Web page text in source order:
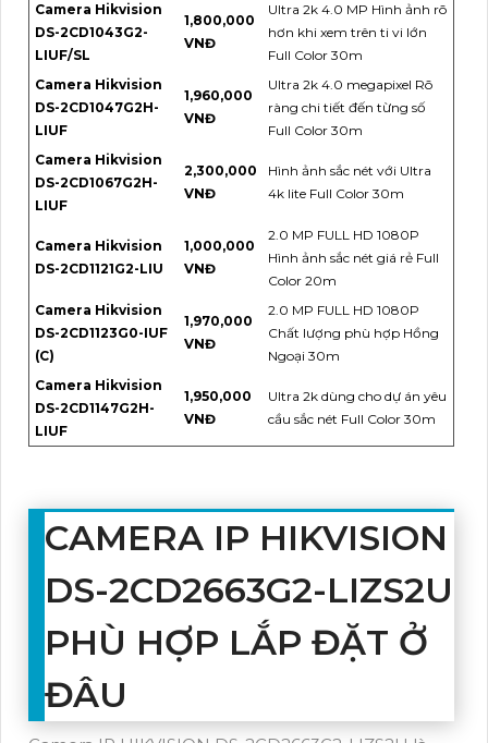
Camera Hikvision
DS-2CD1043G2-
LIUF/SL
1,800,000
VNĐ
Ultra 2k 4.0 MP Hình ảnh rõ
hơn khi xem trên ti vi lớn
Full Color 30m
Camera Hikvision
DS-2CD1047G2H-
LIUF
1,960,000
VNĐ
Ultra 2k 4.0 megapixel Rõ
ràng chi tiết đến từng số
Full Color 30m
Camera Hikvision
DS-2CD1067G2H-
LIUF
2,300,000
VNĐ
Hình ảnh sắc nét với Ultra
4k lite Full Color 30m
Camera Hikvision
DS-2CD1121G2-LIU
1,000,000
VNĐ
2.0 MP FULL HD 1080P
Hình ảnh sắc nét giá rẻ Full
Color 20m
Camera Hikvision
DS-2CD1123G0-IUF
(C)
1,970,000
VNĐ
2.0 MP FULL HD 1080P
Chất lượng phù hợp Hồng
Ngoại 30m
Camera Hikvision
DS-2CD1147G2H-
LIUF
1,950,000
VNĐ
Ultra 2k dùng cho dự án yêu
cầu sắc nét Full Color 30m
CAMERA IP HIKVISION
DS-2CD2663G2-LIZS2U
PHÙ HỢP LẮP ĐẶT Ở
ĐÂU